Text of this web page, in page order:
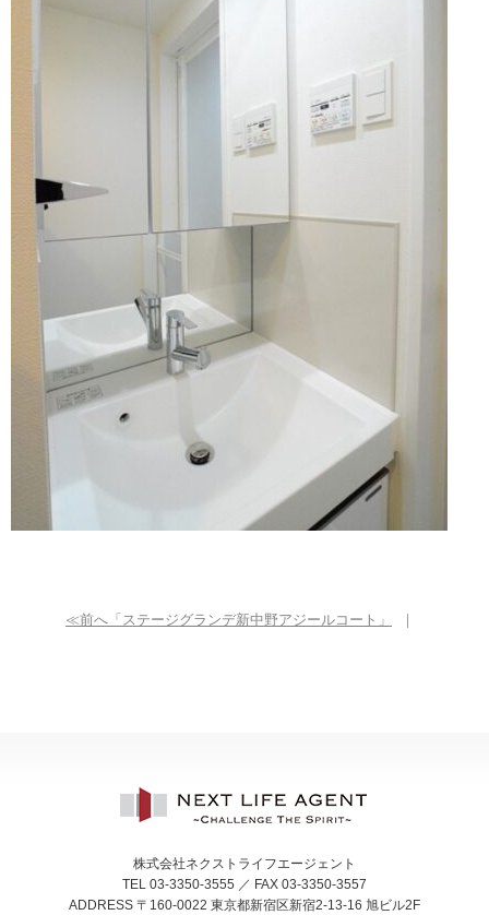
≪前へ「ステージグランデ新中野アジールコート」 ｜
株式会社ネクストライフエージェント
TEL 03-3350-3555 ／ FAX 03-3350-3557
ADDRESS 〒160-0022 東京都新宿区新宿2-13-16 旭ビル2F